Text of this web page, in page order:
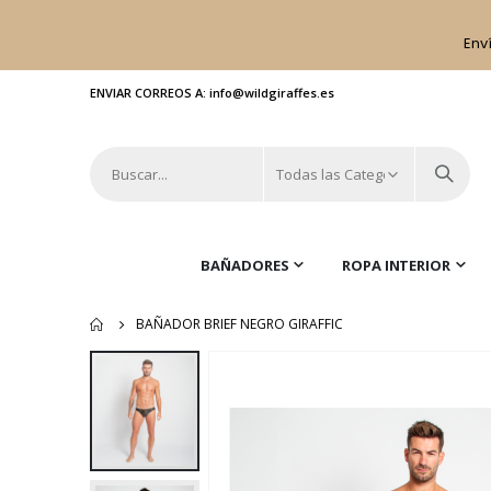
ENVIAR CORREOS A: info@wildgiraffes.es
BAÑADORES ROPA INTERIOR
BAÑADOR BRIEF NEGRO GIRAFFIC
la